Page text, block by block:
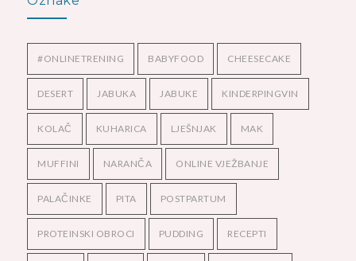
#ONLINETRENING BABYFOOD CHEESECAKE
DESERT JABUKA JABUKE KINDERPINGVIN
KOLAČ KUHARICA LJEŠNJAK MAK
MUFFINI NARANČA ONLINE VJEŽBANJE
PALAČINKE PITA POSTPARTUM
PROTEINSKI OBROCI PUDDING RECEPTI